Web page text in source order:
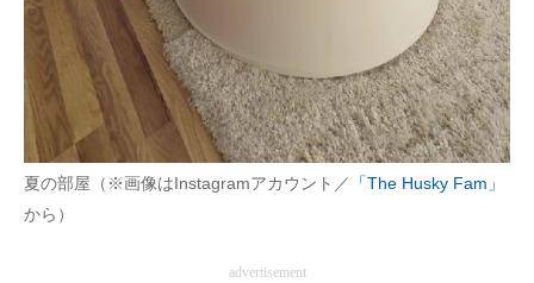
夏の部屋（※画像はInstagramアカウント／
「The Husky Fam」
から）
advertisement